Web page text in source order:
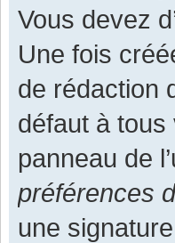
Vous devez
Une fois
de rédaction
défaut à
panneau de
préférences
une